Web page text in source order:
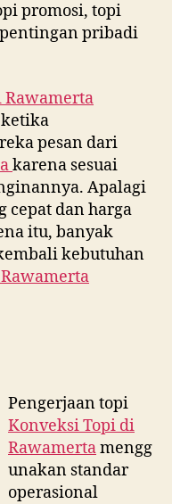
promosi, topi
pribadi
Rawamerta
ketika
pesan dari
karena sesuai
Apalagi
cepat dan harga
itu, banyak
kebutuhan
Rawamerta
Pengerjaan topi
Konveksi Topi di
Rawamertamengg
unakan standar
operasional